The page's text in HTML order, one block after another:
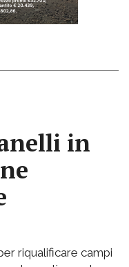
in
riqualificare campi